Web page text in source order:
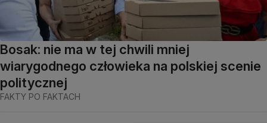
Bosak: nie ma w tej chwili mniej
wiarygodnego człowieka na polskiej scenie
politycznej
FAKTY PO FAKTACH